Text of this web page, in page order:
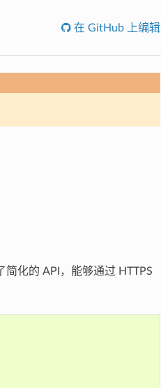
在 GitHub 上编辑
化的 API，能够通过 HTTPS